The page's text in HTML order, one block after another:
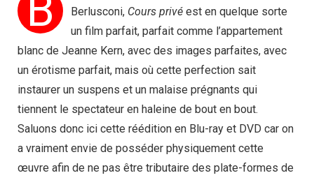
B
Berlusconi, Cours privé est en quelque sorte
un film parfait, parfait comme l’appartement
blanc de Jeanne Kern, avec des images parfaites, avec
un érotisme parfait, mais où cette perfection sait
instaurer un suspens et un malaise prégnants qui
tiennent le spectateur en haleine de bout en bout.
Saluons donc ici cette réédition en Blu-ray et DVD car on
a vraiment envie de posséder physiquement cette
œuvre afin de ne pas être tributaire des plate-formes de